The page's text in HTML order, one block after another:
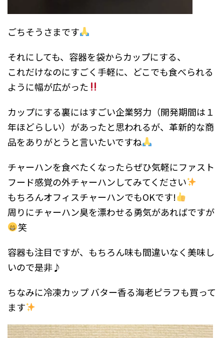
ごちそうさまです
それにしても、容器を袋からカップにする、
これだけなのにすごく手軽に、どこでも食べられる
ように幅が広がった
カップにする裏にはすごい企業努力（開発期間は１
年ほどらしい）があったと思われるが、革新的な商
品をありがとうと言いたいですね
チャーハンを食べたくなったらぜひ気軽にファスト
フード感覚の外チャーハンしてみてください
もちろんオフィスチャーハンでもOKです!
周りにチャーハン臭を漂わせる勇気があればですが
笑
容器も注目ですが、もちろん味も間違いなく美味し
いので是非♪
ちなみに冷凍カップ バター香る海老ピラフも買って
ます